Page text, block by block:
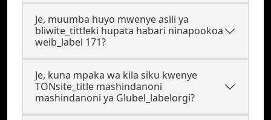
Je, muumba huyo mwenye asili ya
bliwite_tittleki hupata habari ninapookoa
weib_label 171?
Je, kuna mpaka wa kila siku kwenye
TONsite_title mashindanoni
mashindanoni ya Glubel_labelorgi?